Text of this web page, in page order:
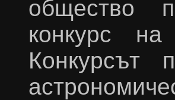
общество
конкурс
Конкурсът